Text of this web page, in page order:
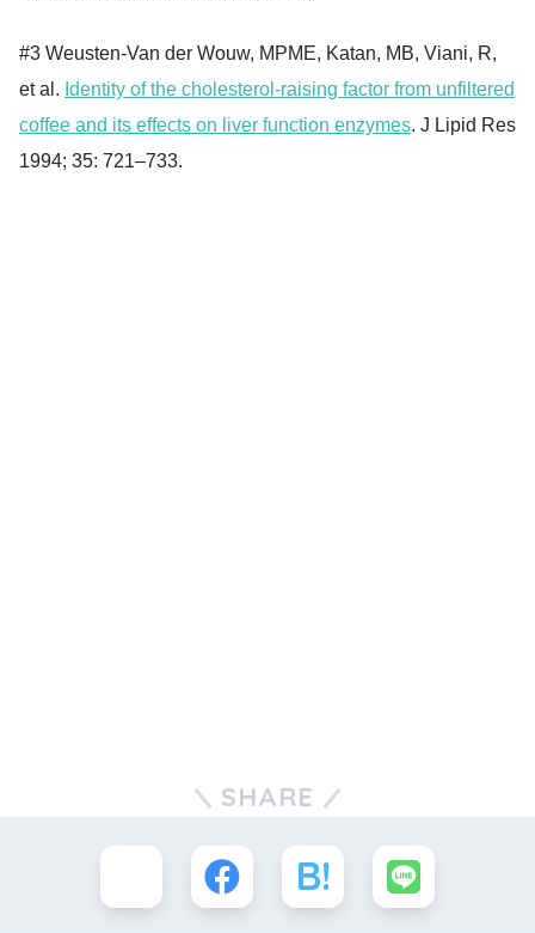
#3 Weusten-Van der Wouw, MPME, Katan, MB, Viani, R,
et al. Identity of the cholesterol-raising factor from unfiltered
coffee and its effects on liver function enzymes. J Lipid Res
1994; 35: 721–733.
SHARE